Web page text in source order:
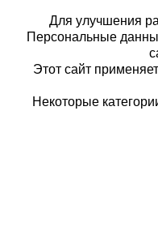
Для улучшения
Персональные
Этот сайт
Некоторые